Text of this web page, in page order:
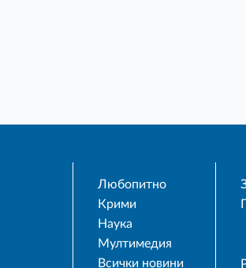
Любопитно
Крими
Наука
Мултимедия
Всички новини